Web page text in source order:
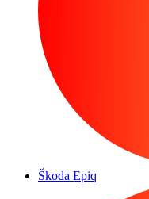
Škoda Epiq